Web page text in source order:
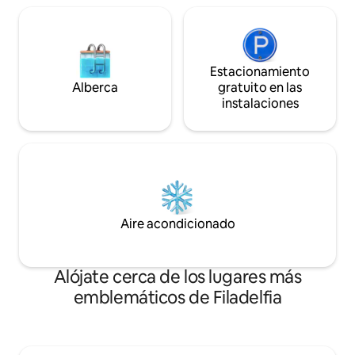
Alberca
Estacionamiento
gratuito en las
instalaciones
Aire acondicionado
Alójate cerca de los lugares más
emblemáticos de Filadelfia